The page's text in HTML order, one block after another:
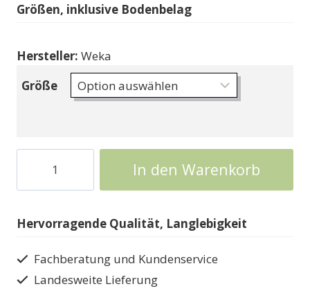
Größen, inklusive Bodenbelag
Hersteller: Weka
Größe
Schwedisches
Chalet
In den Warenkorb
Hervorragende Qualität, Langlebigkeit
Fachberatung und Kundenservice
Landesweite Lieferung